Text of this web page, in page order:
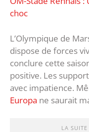
choc
L’Olympique de
dispose de forces
conclure cette
positive. Les
avec impatience.
Europa ne saurait
LA SUITE